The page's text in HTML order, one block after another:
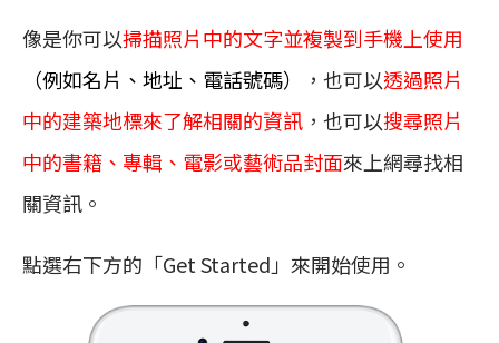
像是你可以掃描照片中的文字並複製到手機上使用
（例如名片、地址、電話號碼）
，也可以透過照片
中的建築地標來了解相關的資訊 ，也可以搜尋照片
中的書籍、專輯、電影或藝術品封面來上網尋找相
關資訊。
點選右下方的「Get Started」來開始使用。